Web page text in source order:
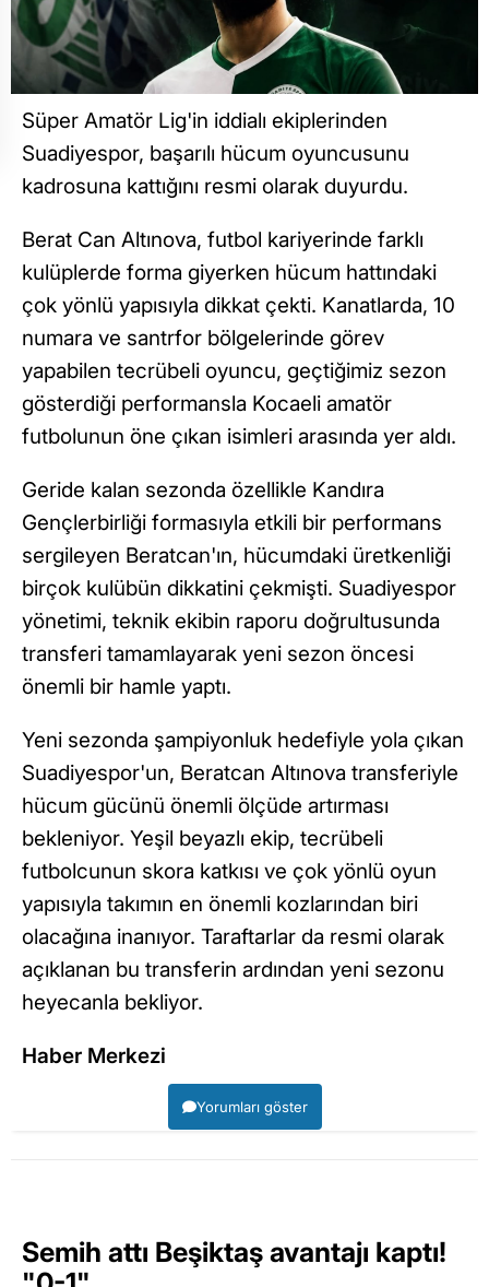
Süper Amatör Lig'in iddialı ekiplerinden
Suadiyespor, başarılı hücum oyuncusunu
kadrosuna kattığını resmi olarak duyurdu.
Berat Can Altınova, futbol kariyerinde farklı
kulüplerde forma giyerken hücum hattındaki
çok yönlü yapısıyla dikkat çekti. Kanatlarda, 10
numara ve santrfor bölgelerinde görev
yapabilen tecrübeli oyuncu, geçtiğimiz sezon
gösterdiği performansla Kocaeli amatör
futbolunun öne çıkan isimleri arasında yer aldı.
Geride kalan sezonda özellikle Kandıra
Gençlerbirliği formasıyla etkili bir performans
sergileyen Beratcan'ın, hücumdaki üretkenliği
birçok kulübün dikkatini çekmişti. Suadiyespor
yönetimi, teknik ekibin raporu doğrultusunda
transferi tamamlayarak yeni sezon öncesi
önemli bir hamle yaptı.
Yeni sezonda şampiyonluk hedefiyle yola çıkan
Suadiyespor'un, Beratcan Altınova transferiyle
hücum gücünü önemli ölçüde artırması
bekleniyor. Yeşil beyazlı ekip, tecrübeli
futbolcunun skora katkısı ve çok yönlü oyun
yapısıyla takımın en önemli kozlarından biri
olacağına inanıyor. Taraftarlar da resmi olarak
açıklanan bu transferin ardından yeni sezonu
heyecanla bekliyor.
Haber Merkezi
Yorumları göster
Semih attı Beşiktaş avantajı kaptı!